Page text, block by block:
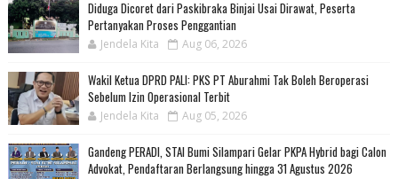
Diduga Dicoret dari Paskibraka Binjai Usai Dirawat, Peserta
Pertanyakan Proses Penggantian
Jendela Kita Aug 06, 2026
Wakil Ketua DPRD PALI: PKS PT Aburahmi Tak Boleh Beroperasi
Sebelum Izin Operasional Terbit
Jendela Kita Aug 05, 2026
Gandeng PERADI, STAI Bumi Silampari Gelar PKPA Hybrid bagi Calon
Advokat, Pendaftaran Berlangsung hingga 31 Agustus 2026